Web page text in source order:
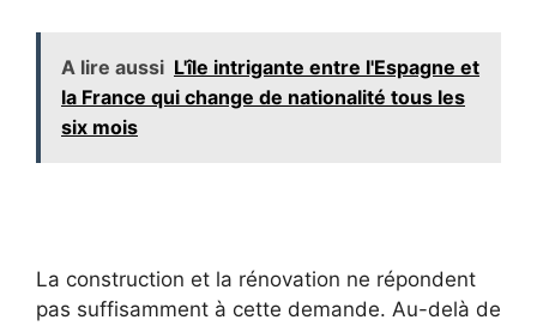
A lire aussi L'île intrigante entre l'Espagne et
la France qui change de nationalité tous les
six mois
La construction et la rénovation ne répondent
pas suffisamment à cette demande. Au-delà de